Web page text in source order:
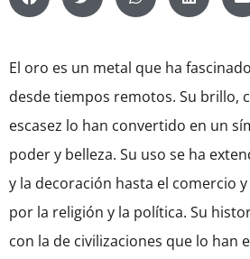
El oro es un metal que ha
desde tiempos remotos. Su brillo,
escasez lo han convertido en un
poder y belleza. Su uso se ha
y la decoración hasta el comercio
por la religión y la política. Su
con la de civilizaciones que lo han